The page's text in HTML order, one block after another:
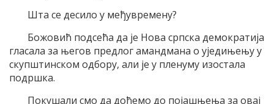
Шта се десило у међувремену?
Божовић подсећа да је Нова српска демократија
гласала за његов предлог амандмана о уједињењу у
скупштинском одбору, али је у пленуму изостала
подршка.
Покушали смо да дођемо до појашњења за овај